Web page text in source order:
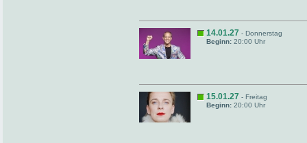
14.01.27 - Donnerstag
Beginn: 20:00 Uhr
15.01.27 - Freitag
Beginn: 20:00 Uhr